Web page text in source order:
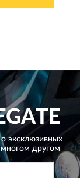
эксклюзивных
многом другом